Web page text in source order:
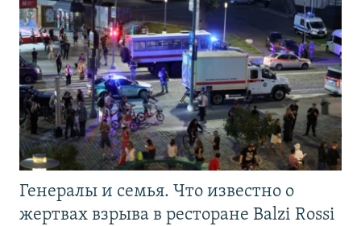
Генералы и семья. Что известно о
жертвах взрыва в ресторане Balzi Rossi